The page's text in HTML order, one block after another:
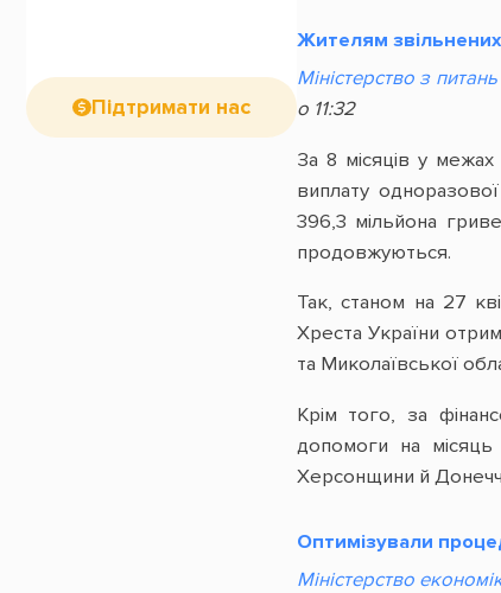
Підтримати нас
Жителям
Міністерство з
о 11:32
За 8 місяців у межах
виплату
396,3 мільйона
продовжуються.
Так, станом на 27
Хреста України
та Миколаївської
Крім того, за
допомоги на місяць
Херсонщини й
Оптимізували
Міністерство